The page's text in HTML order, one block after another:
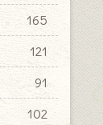
165
121
91
102